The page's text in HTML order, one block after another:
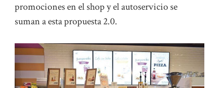
promociones en el shop y el autoservicio se
suman a esta propuesta 2.0.